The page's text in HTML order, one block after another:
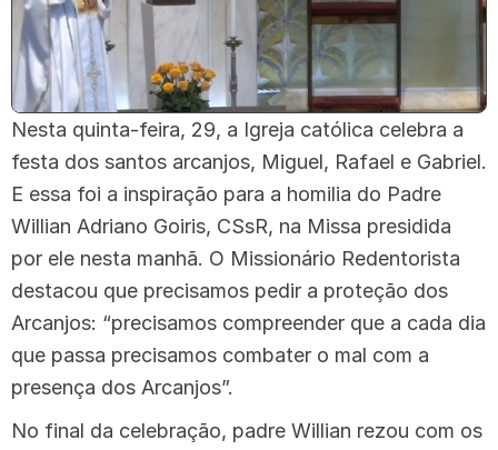
Nesta quinta-feira, 29, a Igreja católica celebra a
festa dos santos arcanjos, Miguel, Rafael e Gabriel.
E essa foi a inspiração para a homilia do Padre
Willian Adriano Goiris, CSsR, na Missa presidida
por ele nesta manhã. O Missionário Redentorista
destacou que precisamos pedir a proteção dos
Arcanjos: “precisamos compreender que a cada dia
que passa precisamos combater o mal com a
presença dos Arcanjos”.
No final da celebração, padre Willian rezou com os